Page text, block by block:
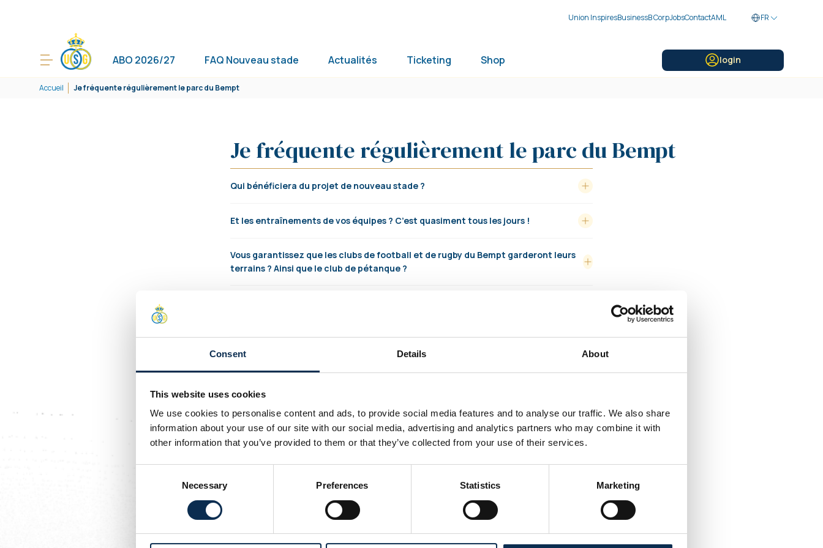
Consent Details About
This website uses cookies
We use cookies to personalise content and ads, to provide social media features and to analyse our traffic. We also share
information about your use of our site with our social media, advertising and analytics partners who may combine it with
other information that you’ve provided to them or that they’ve collected from your use of their services.
Necessary Preferences Statistics Marketing
Union InspiresBusinessB CorpJobsContactAML FR
ABO 2026/27 FAQ Nouveau stade Actualités Ticketing Shop login
Accueil Je fréquente régulièrement le parc du Bempt
Je fréquente régulièrement le parc du Bempt
Qui bénéficiera du projet de nouveau stade ?
Et les entraînements de vos équipes ? C’est quasiment tous les jours !
Vous garantissez que les clubs de football et de rugby du Bempt garderont leurs
terrains ? Ainsi que le club de pétanque ?